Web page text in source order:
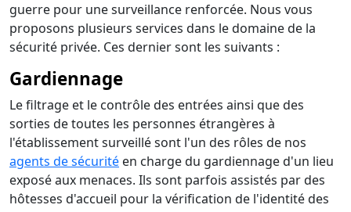
guerre pour une surveillance renforcée. Nous vous
proposons plusieurs services dans le domaine de la
sécurité privée. Ces dernier sont les suivants :
Gardiennage
Le filtrage et le contrôle des entrées ainsi que des
sorties de toutes les personnes étrangères à
l'établissement surveillé sont l'un des rôles de nos
agents de sécurité en charge du gardiennage d'un lieu
exposé aux menaces. Ils sont parfois assistés par des
hôtesses d'accueil pour la vérification de l'identité des